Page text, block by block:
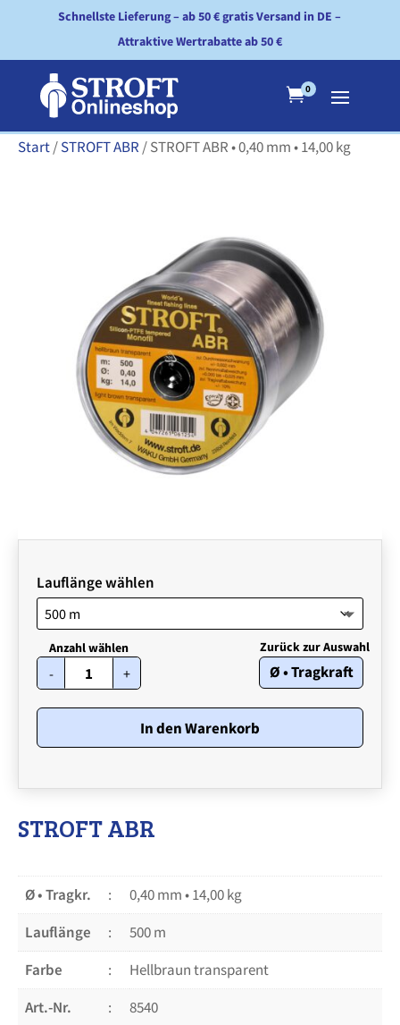
Schnellste Lieferung – ab 50 € gratis Versand in DE –
Attraktive Wertrabatte ab 50 €
0
Start/STROFT ABR / STROFT ABR • 0,40 mm • 14,00 kg
Lauflänge wählen
- STROFT
ABR
•
0,40
Menge
+ Ø • Tragkraft
In den Warenkorb
STROFT ABR
Ø • Tragkr.
0,40 mm • 14,00 kg
Lauflänge
500 m
Farbe
Hellbraun transparent
Art.-Nr.
8540